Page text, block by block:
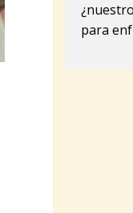
para